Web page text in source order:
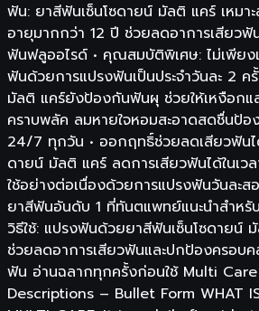
ฟัน: ยาสีฟันเซ็นโซดายน์ มัลติ แคร์ เหมา
อายุมากกว่า 12 ปี ช่วยลดอาการเสียว
ฟันฟลูออไรด์ • คุณสมบัติพิเศษ: ไม่เพียง
ฟันด้วยการแปรงฟันเป็นประจำวันละ 2 ค
มัลติ แคร์ยังป้องกันฟันผุ ช่วยให้เหงือกแ
คราบพลัค ลมหายใจหอมสะอาดสดชื่นป้อ
24/7 ทุกวัน • ออกฤทธิ์ช่วยลดเสียวฟันไ
ดายน์ มัลติ แคร์ ลดการเสียวฟันได้ในเว
ใช้อย่างต่อเนื่องด้วยการแปรงฟันวันละส
ยาสีฟันอันดับ 1 ที่ทันตแพทย์แนะนำสำห
วิธีใช้: แปรงฟันด้วยยาสีฟันเซ็นโซดายน์
ช่วยลดอาการเสียวฟันและปกป้องครอบ
ฟัน อ่านฉลากทุกครั้งก่อนใช้ Multi
Descriptions – Bullet Form WHAT IS